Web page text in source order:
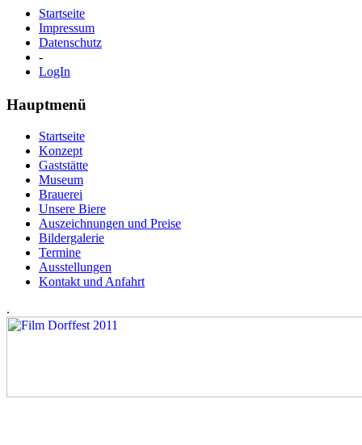
Startseite
Impressum
Datenschutz
-
LogIn
Hauptmenü
Startseite
Konzept
Gaststätte
Museum
Brauerei
Unsere Biere
Auszeichnungen und Preise
Bildergalerie
Termine
Ausstellungen
Kontakt und Anfahrt
.